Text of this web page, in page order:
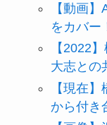
【動画
をカバー
【2022
大志との
【現在
から付き